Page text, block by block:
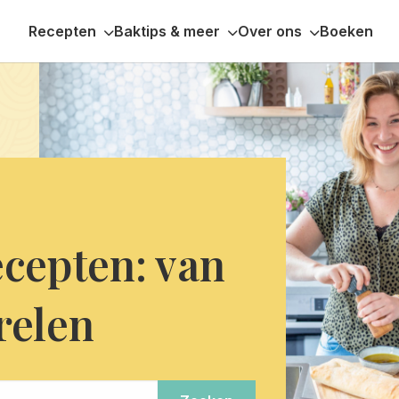
Recepten Baktips & meer Over ons Boeken
van